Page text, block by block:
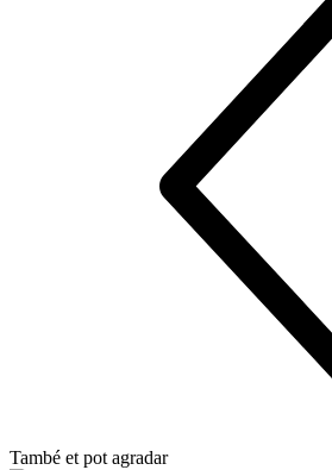
També et pot agradar